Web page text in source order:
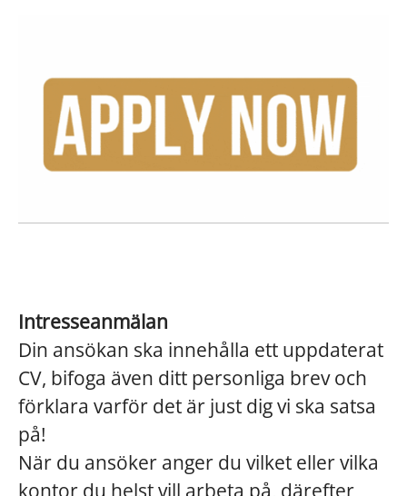
Intresseanmälan
Din ansökan ska innehålla ett uppdaterat
CV, bifoga även ditt personliga brev och
förklara varför det är just dig vi ska satsa
på!
När du ansöker anger du vilket eller vilka
kontor du helst vill arbeta på, därefter